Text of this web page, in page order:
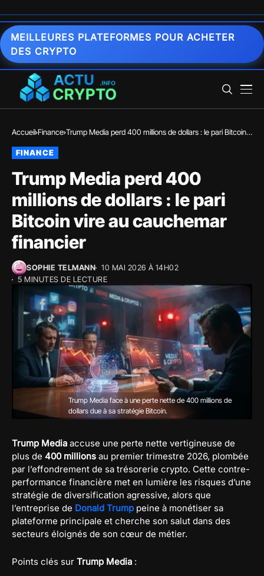
MEILLEURES PLATEFORMES POUR ACHETER
DES CRYPTO
Accueil Finance Trump Media perd 400 millions de dollars : le pari Bitcoin
FINANCE
Trump Media perd 400
millions de dollars : le pari
Bitcoin vire au cauchemar
financier
SOPHIE TELMANN
10 MAI 2026 À 14H02
5 MINUTES DE LECTURE
Trump Media face à une perte nette de 400 millions de
dollars due à sa stratégie Bitcoin.
Trump Media accuse une perte nette vertigineuse de
plus de 400 millions au premier trimestre 2026, plombée
par l’effondrement de sa trésorerie crypto. Cette contre-
performance financière met en lumière les risques d’une
stratégie de diversification agressive, alors que
l’entreprise de Donald Trump peine à monétiser sa
plateforme principale et cherche son salut dans des
secteurs éloignés de son cœur de métier.
Points clés sur Trump Media :